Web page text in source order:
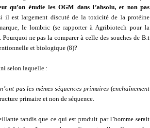
qu’on étudie les OGM dans l’absolu, et non pas
il est largement discuté de la toxicité de la protéine
le lombric (se rapporter à Agribiotech pour la
Pourquoi ne pas la comparer à celle des souches de B.t
et biologique (8)?
selon laquelle :
pas les mêmes séquences primaires (enchaînement
primaire et non de séquence.
tandis que ce qui est produit par l’homme serait